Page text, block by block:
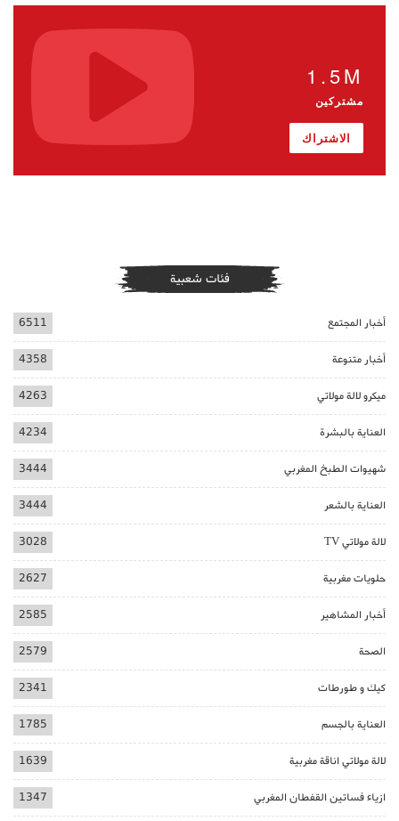
1.5M
مشتركين
الاشتراك
فئات شعبية
أخبار المجتمع 6511
أخبار متنوعة 4358
ميكرو لالة مولاتي 4263
العناية بالبشرة 4234
شهيوات الطبخ المغربي 3444
العناية بالشعر 3444
لالة مولاتي TV 3028
حلويات مغربية 2627
أخبار المشاهير 2585
الصحة 2579
كيك و طورطات 2341
العناية بالجسم 1785
لالة مولاتي اناقة مغربية 1639
ازياء فساتين القفطان المغربي 1347